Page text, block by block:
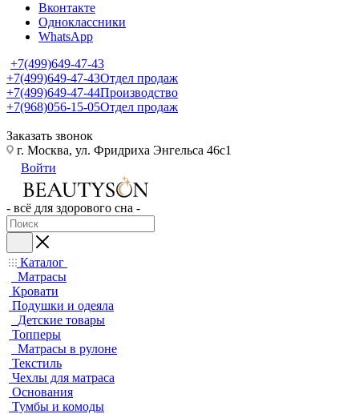
Вконтакте
Одноклассники
WhatsApp
+7(499)649-47-43
+7(499)649-47-43Отдел продаж
+7(499)649-47-44Производство
+7(968)056-15-05Отдел продаж
Заказать звонок
г. Москва, ул. Фридриха Энгельса 46с1
Войти
- всё для здорового сна -
Каталог
Матрасы
Кровати
Подушки и одеяла
Детские товары
Топперы
Матрасы в рулоне
Текстиль
Чехлы для матраса
Основания
Тумбы и комоды